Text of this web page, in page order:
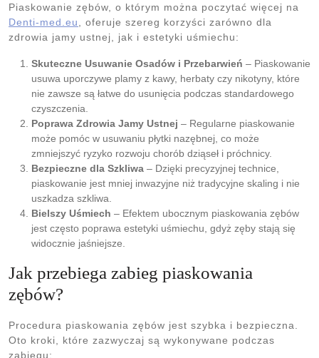
Piaskowanie zębów, o którym można poczytać więcej na
Denti-med.eu
, oferuje szereg korzyści zarówno dla
zdrowia jamy ustnej, jak i estetyki uśmiechu:
Skuteczne Usuwanie Osadów i Przebarwień – Piaskowanie
usuwa uporczywe plamy z kawy, herbaty czy nikotyny, które
nie zawsze są łatwe do usunięcia podczas standardowego
czyszczenia.
Poprawa Zdrowia Jamy Ustnej – Regularne piaskowanie
może pomóc w usuwaniu płytki nazębnej, co może
zmniejszyć ryzyko rozwoju chorób dziąseł i próchnicy.
Bezpieczne dla Szkliwa – Dzięki precyzyjnej technice,
piaskowanie jest mniej inwazyjne niż tradycyjne skaling i nie
uszkadza szkliwa.
Bielszy Uśmiech – Efektem ubocznym piaskowania zębów
jest często poprawa estetyki uśmiechu, gdyż zęby stają się
widocznie jaśniejsze.
Jak przebiega zabieg piaskowania
zębów?
Procedura piaskowania zębów jest szybka i bezpieczna.
Oto kroki, które zazwyczaj są wykonywane podczas
zabiegu: